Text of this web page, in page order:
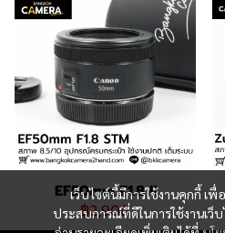
EF50mm F1.8 II
฿2,900
เว็บไซต์นี้มีการใช้งานคุกกี้ เ
ประสบการณ์ที่ดีในการใช้งานเว็